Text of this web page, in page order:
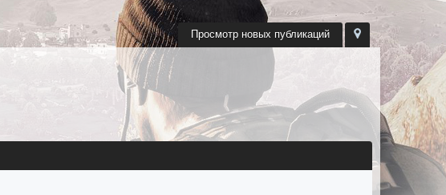
Просмотр новых публикаций